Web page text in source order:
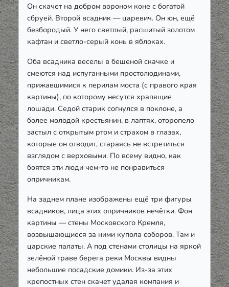
Он скачет на добром вороном коне с богатой
сбруей. Второй всадник — царевич. Он юн, ещё
безбородый. У него светлый, расшитый золотом
кафтан и светло-серый конь в яблоках.
Оба всадника веселы в бешеной скачке и
смеются над испуганными простолюдинами,
прижавшимися к перилам моста (с правого края
картины), по которому несутся храпящие
лошади. Седой старик согнулся в поклоне, а
более молодой крестьянин, в лаптях, оторопело
застыл с открытым ртом и страхом в глазах,
которые он отводит, стараясь не встретиться
взглядом с верховыми. По всему видно, как
боятся эти люди чем-то не понравиться
опричникам.
На заднем плане изображены ещё три фигуры
всадников, лица этих опричников нечётки. Фон
картины — стены Московского Кремля,
возвышающиеся за ними купола соборов. Там и
царские палаты. А под стенами столицы на яркой
зелёной траве берега реки Москвы видны
небольшие посадские домики. Из-за этих
крепостных стен скачет удалая компания и